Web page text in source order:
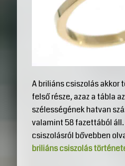
A briliáns csiszolás akkor
felső része, azaz a tábla
szélességének hatvan
valamint 58 fazettából
csiszolásról bővebben
briliáns csiszolás